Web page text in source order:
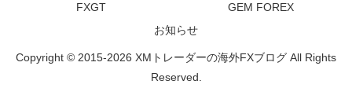
FXGT
GEM FOREX
お知らせ
Copyright © 2015-2026 XMトレーダーの海外FXブログ All Rights
Reserved.